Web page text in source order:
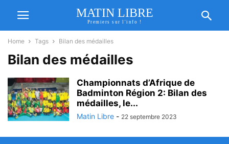
MATIN LIBRE
Premiers sur l'info !
Home Tags Bilan des médailles
Bilan des médailles
Championnats d’Afrique de
Badminton Région 2: Bilan des
médailles, le...
Matin Libre - 22 septembre 2023